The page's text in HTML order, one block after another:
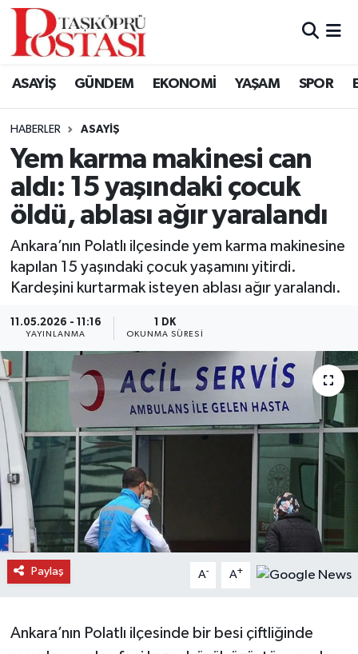
ASAYİŞ GÜNDEM EKONOMİ YAŞAM SPOR
HABERLER ASAYIŞ
Yem karma makinesi can
aldı: 15 yaşındaki çocuk
öldü, ablası ağır yaralandı
Ankara’nın Polatlı ilçesinde yem karma makinesine
kapılan 15 yaşındaki çocuk yaşamını yitirdi.
Kardeşini kurtarmak isteyen ablası ağır yaralandı.
11.05.2026 - 11:16
YAYINLANMA
1 DK
OKUNMA SÜRESI
Paylaş A- A+
Ankara’nın Polatlı ilçesinde bir besi çiftliğinde
Kastamonu Vefat Edenler
Araç Haberleri
Azdavay Haberleri
Bozkurt Haberleri
Daday Haberleri
Devrekani Haberleri
Doğanyurt Haberleri
Hanönü Haberleri
İhsangazi Haberleri
Küre Haberleri